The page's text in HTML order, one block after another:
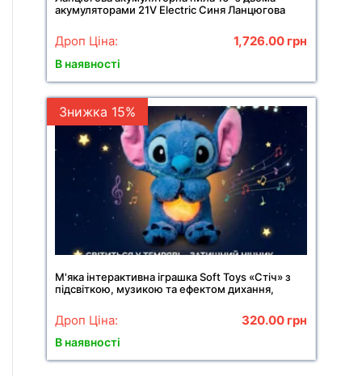
акумуляторами 21V Electric Синя Ланцюгова
Дроп Ціна: 1,726.00 грн
В наявності
Знижка 15%
М'яка інтерактивна іграшка Soft Toys «Стіч» з
підсвіткою, музикою та ефектом дихання,
Дроп Ціна: 320.00 грн
В наявності